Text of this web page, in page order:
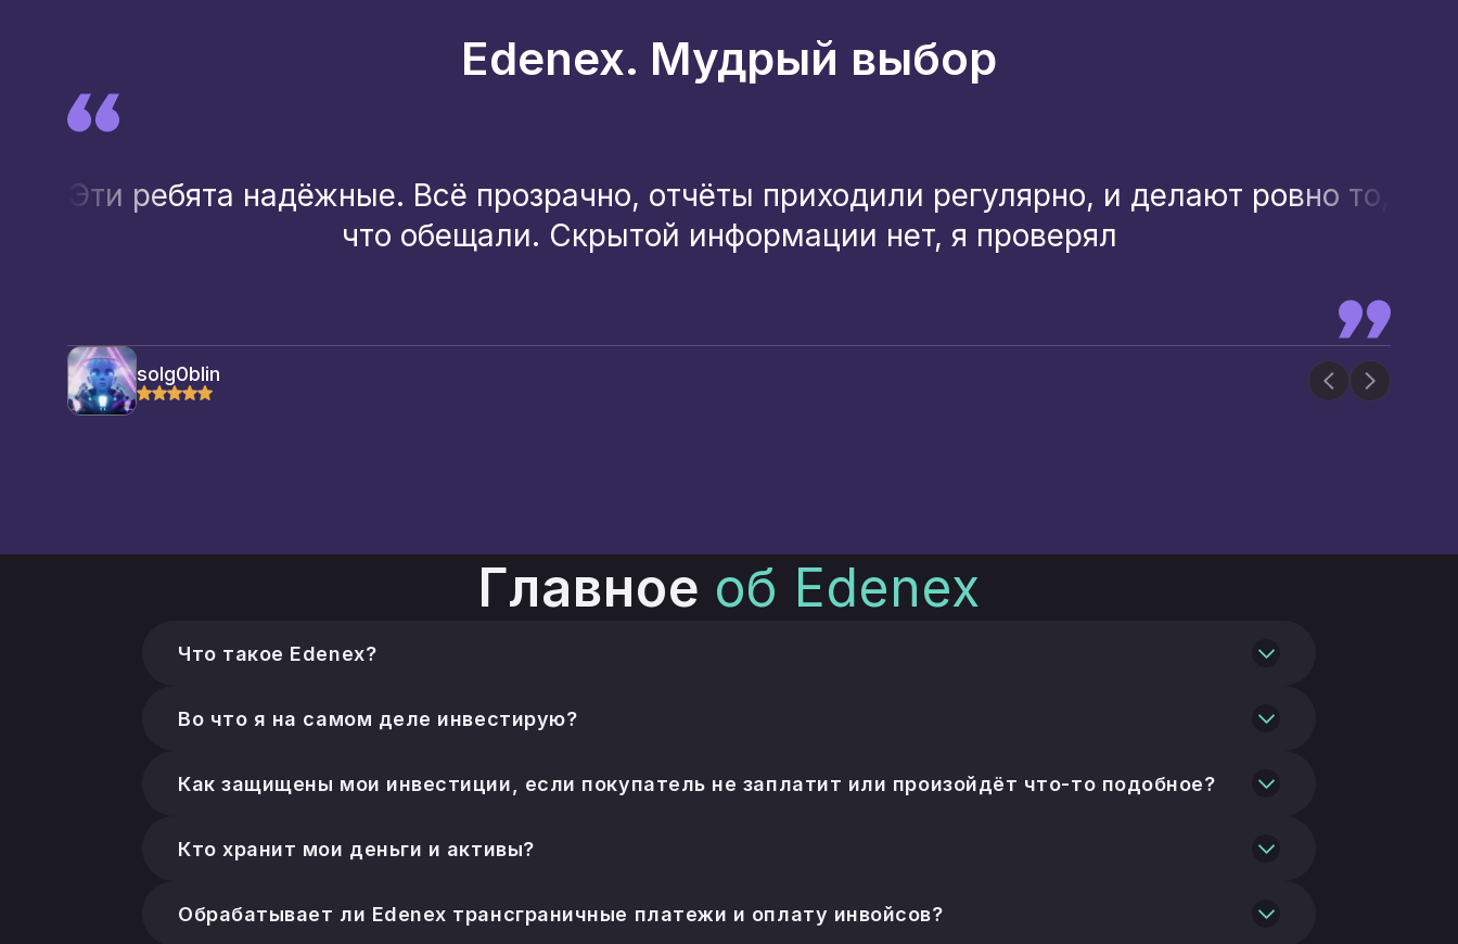
Edenex. Мудрый выбор
Эти ребята надёжные. Всё прозрачно, отчёты приходили регулярно, и делают ровно то,
что обещали. Скрытой информации нет, я проверял
solg0blin
Главное об Edenex
Что такое Edenex?
партнёров — Edenex никогда не держит ваши деньги напрямую.
Во что я на самом деле инвестирую?
Как защищены мои инвестиции, если покупатель не заплатит или произойдёт что-то подобное?
лицензированных кастодианов и платёжных компаний, а не на балансе оператора.
Кто хранит мои деньги и активы?
Обрабатывает ли Edenex трансграничные платежи и оплату инвойсов?